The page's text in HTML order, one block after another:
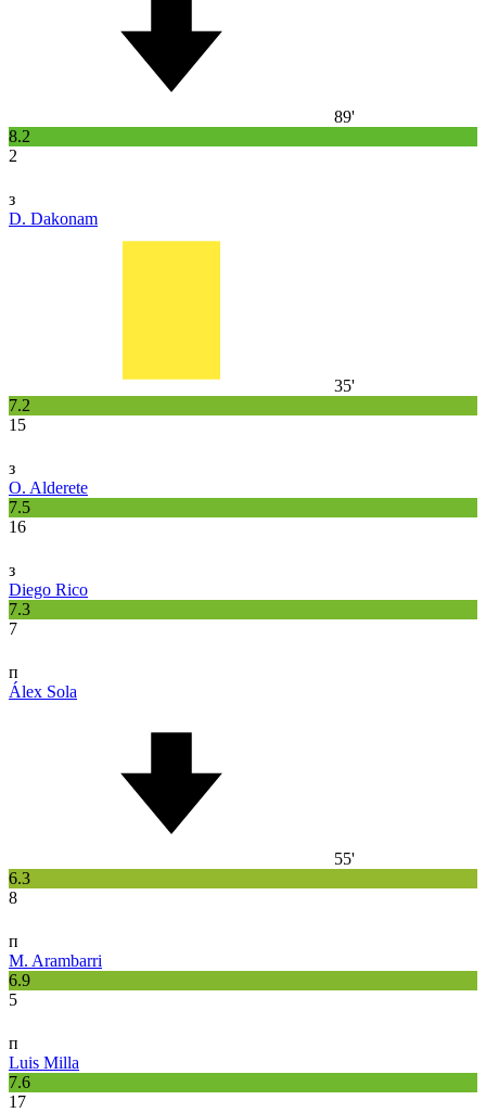
89'
8.2
2
з
D. Dakonam
35'
7.2
15
з
O. Alderete
7.5
16
з
Diego Rico
7.3
7
п
Álex Sola
55'
6.3
8
п
M. Arambarri
6.9
5
п
Luis Milla
7.6
17